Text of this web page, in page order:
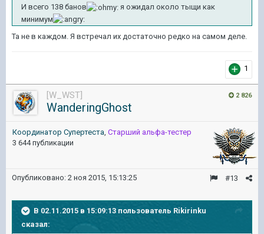
И всего 138 банов
я ожидал около тыщи как
минимyм
Та не в каждом. Я встречал их достаточно редко на самом деле.
1
2 826
[W_WST]
WanderingGhost
Координатор Cупертеста, Старший альфа-тестер
3 644 публикации
#13
Опубликовано: 2 ноя 2015, 15:13:25
В 02.11.2015 в 15:09:13 пользователь Rikirinku
сказал: